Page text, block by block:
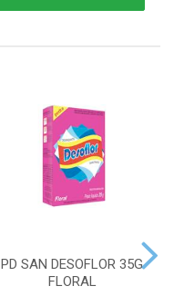
PD SAN DESOFLOR 35G
FLORAL